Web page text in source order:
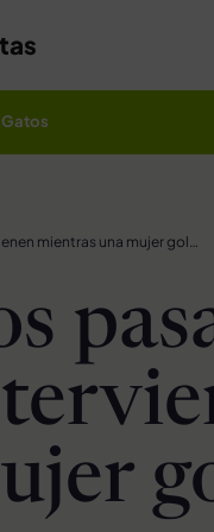
Gatos
Los pasajeros enojados intervienen mientras una mujer golpea y muerde a su perro en el metro